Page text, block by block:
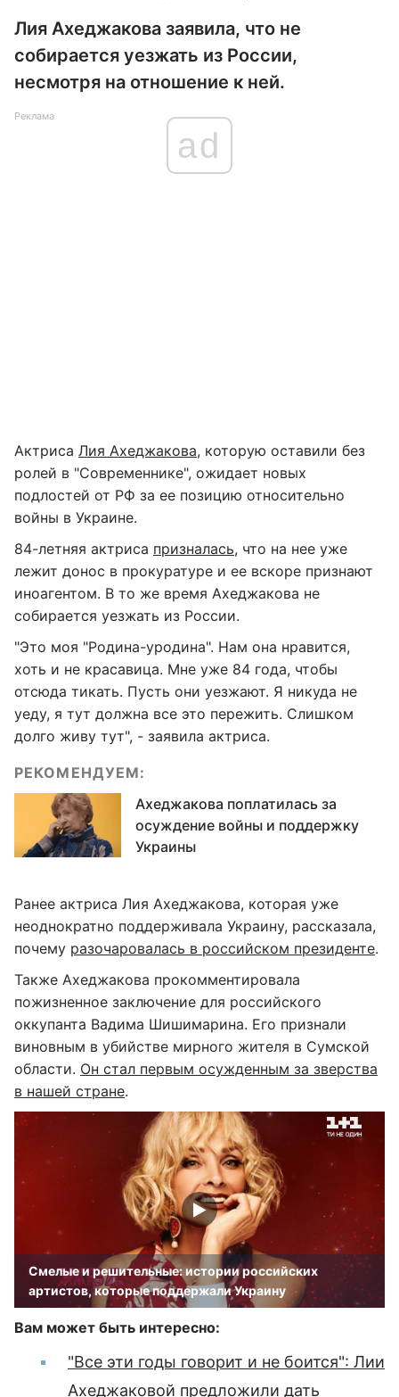
Лия Ахеджакова заявила, что не
собирается уезжать из России,
несмотря на отношение к ней.
Реклама
ad
Актриса Лия Ахеджакова, которую оставили без
ролей в "Современнике", ожидает новых
подлостей от РФ за ее позицию относительно
войны в Украине.
84-летняя актриса призналась, что на нее уже
лежит донос в прокуратуре и ее вскоре признают
иноагентом. В то же время Ахеджакова не
собирается уезжать из России.
"Это моя "Родина-уродина". Нам она нравится,
хоть и не красавица. Мне уже 84 года, чтобы
отсюда тикать. Пусть они уезжают. Я никуда не
уеду, я тут должна все это пережить. Слишком
долго живу тут", - заявила актриса.
РЕКОМЕНДУЕМ:
Ахеджакова поплатилась за
осуждение войны и поддержку
Украины
Ранее актриса Лия Ахеджакова, которая уже
неоднократно поддерживала Украину, рассказала,
почему разочаровалась в российском президенте.
Также Ахеджакова прокомментировала
пожизненное заключение для российского
оккупанта Вадима Шишимарина. Его признали
виновным в убийстве мирного жителя в Сумской
области. Он стал первым осужденным за зверства
в нашей стране.
Смелые и решительные: истории российских
артистов, которые поддержали Украину
Вам может быть интересно:
"Все эти годы говорит и не боится": Лии
Ахеджаковой предложили дать